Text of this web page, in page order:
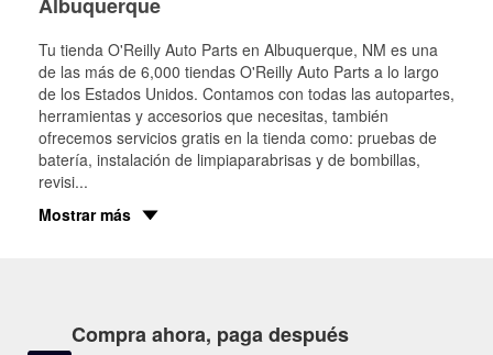
Tu tienda O'Reilly Auto Parts en Albuquerque, NM es una
de las más de 6,000 tiendas O'Reilly Auto Parts a lo largo
de los Estados Unidos. Contamos con todas las autopartes,
herramientas y accesorios que necesitas, también
ofrecemos servicios gratis en la tienda como: pruebas de
batería, instalación de limpiaparabrisas y de bombillas,
revisi...
Mostrar más
Compra ahora, paga después